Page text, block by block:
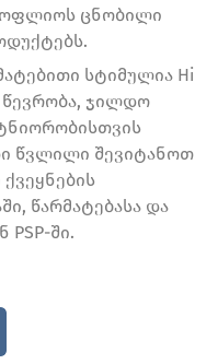
ცნობილი
სტიმულია Hi
წევრობა, ჯილდო
წვლილი შევიტანოთ
წარმატებასა და
ში.